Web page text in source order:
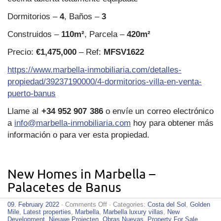
Dormitorios – 4, Baños – 3
Construidos – 110m², Parcela – 420m²
Precio: €1,475,000 – Ref: MFSV1622
https://www.marbella-inmobiliaria.com/detalles-
propiedad/39237190000/4-dormitorios-villa-en-venta-
puerto-banus
Llame al +34 952 907 386o envíe un correo electrónico
a info@marbella-inmobiliaria.com hoy para obtener más
información o para ver esta propiedad.
New Homes in Marbella –
Palacetes de Banus
09. February 2022 · Comments Offon
New
Homes
· Categories: Costa del Sol
Golden
Mile
Latest properties Marbella Marbella luxury villas
New
Development
Nieuwe Projecten Obras Nuevas Property For Sale